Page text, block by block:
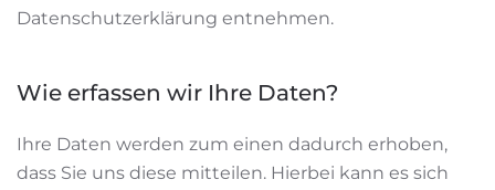
Datenschutzerklärung entnehmen.
Wie erfassen wir Ihre Daten?
Ihre Daten werden zum einen dadurch erhoben,
dass Sie uns diese mitteilen. Hierbei kann es sich